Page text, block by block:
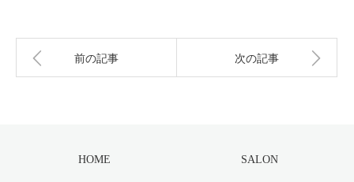
前の記事 次の記事
HOME SALON